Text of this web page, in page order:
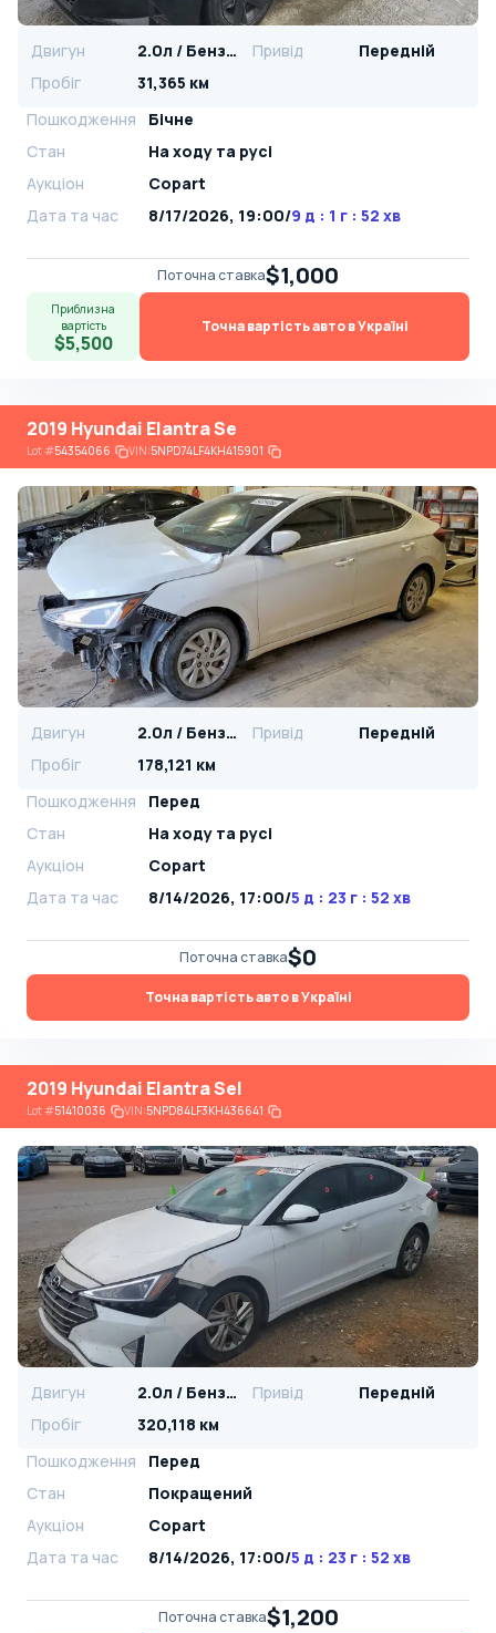
Двигун 2.0л / Бензин Привід
Передній
Пробіг
31,365 км
Пошкодження
Бічне
Стан
На ​​ходу та русі
Аукціон
Copart
Дата та час
8/17/2026, 19:00/9 д : 1 г : 52 хв
Поточна ставка$1,000
Приблизна
вартість
$5,500
Точна вартість авто в Україні
2019 Hyundai Elantra Se
Lot#54354066 VIN:5NPD74LF4KH415901
Двигун 2.0л / Бензин Привід
Передній
Пробіг
178,121 км
Пошкодження
Перед
Стан
На ​​ходу та русі
Аукціон
Copart
Дата та час
8/14/2026, 17:00/5 д : 23 г : 52 хв
Поточна ставка$0
Точна вартість авто в Україні
2019 Hyundai Elantra Sel
Lot#51410036 VIN:5NPD84LF3KH436641
Двигун 2.0л / Бензин Привід
Передній
Пробіг
320,118 км
Пошкодження
Перед
Стан
Покращений
Аукціон
Copart
Дата та час
8/14/2026, 17:00/5 д : 23 г : 52 хв
Поточна ставка$1,200